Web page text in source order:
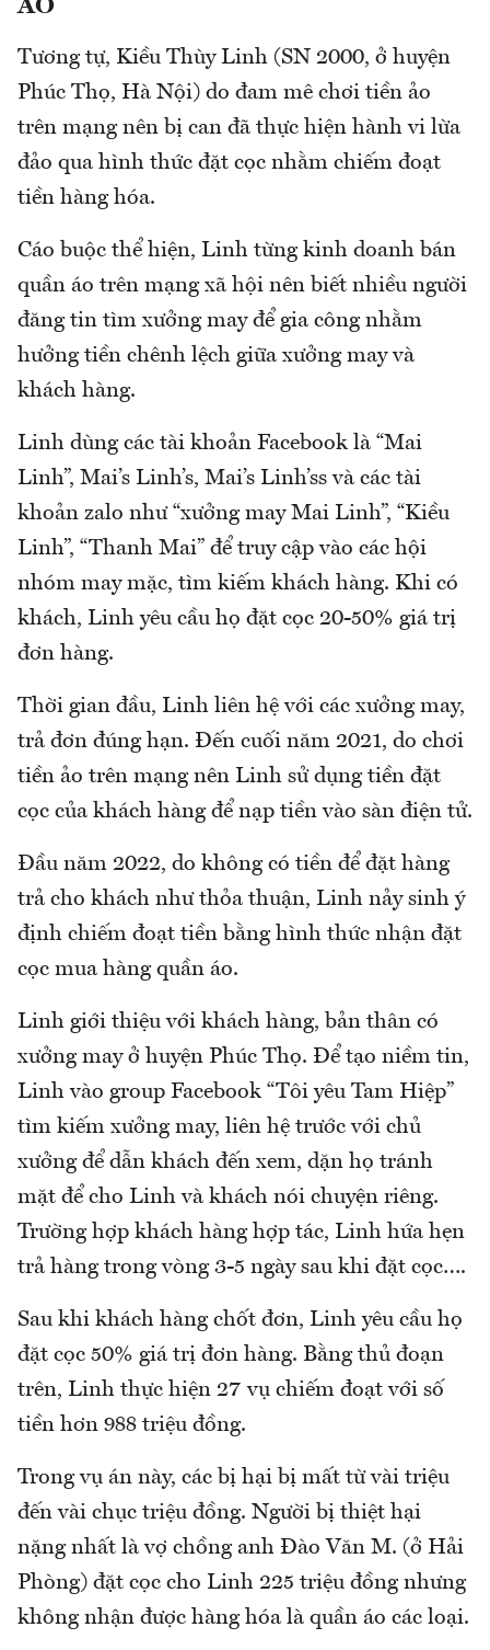
ẢO
Tương tự, Kiều Thùy Linh (SN 2000, ở huyện
Phúc Thọ, Hà Nội) do đam mê chơi tiền ảo
trên mạng nên bị can đã thực hiện hành vi lừa
đảo qua hình thức đặt cọc nhằm chiếm đoạt
tiền hàng hóa.
Cáo buộc thể hiện, Linh từng kinh doanh bán
quần áo trên mạng xã hội nên biết nhiều người
đăng tin tìm xưởng may để gia công nhằm
hưởng tiền chênh lệch giữa xưởng may và
khách hàng.
Linh dùng các tài khoản Facebook là “Mai
Linh”, Mai’s Linh’s, Mai’s Linh’ss và các tài
khoản zalo như “xưởng may Mai Linh”, “Kiều
Linh”, “Thanh Mai” để truy cập vào các hội
nhóm may mặc, tìm kiếm khách hàng. Khi có
khách, Linh yêu cầu họ đặt cọc 20-50% giá trị
đơn hàng.
Thời gian đầu, Linh liên hệ với các xưởng may,
trả đơn đúng hạn. Đến cuối năm 2021, do chơi
tiền ảo trên mạng nên Linh sử dụng tiền đặt
cọc của khách hàng để nạp tiền vào sàn điện tử.
Đầu năm 2022, do không có tiền để đặt hàng
trả cho khách như thỏa thuận, Linh nảy sinh ý
định chiếm đoạt tiền bằng hình thức nhận đặt
cọc mua hàng quần áo.
Linh giới thiệu với khách hàng, bản thân có
xưởng may ở huyện Phúc Thọ. Để tạo niềm tin,
Linh vào group Facebook “Tôi yêu Tam Hiệp”
tìm kiếm xưởng may, liên hệ trước với chủ
xưởng để dẫn khách đến xem, dặn họ tránh
mặt để cho Linh và khách nói chuyện riêng.
Trường hợp khách hàng hợp tác, Linh hứa hẹn
trả hàng trong vòng 3-5 ngày sau khi đặt cọc….
Sau khi khách hàng chốt đơn, Linh yêu cầu họ
đặt cọc 50% giá trị đơn hàng. Bằng thủ đoạn
trên, Linh thực hiện 27 vụ chiếm đoạt với số
tiền hơn 988 triệu đồng.
Trong vụ án này, các bị hại bị mất từ vài triệu
đến vài chục triệu đồng. Người bị thiệt hại
nặng nhất là vợ chồng anh Đào Văn M. (ở Hải
Phòng) đặt cọc cho Linh 225 triệu đồng nhưng
không nhận được hàng hóa là quần áo các loại.